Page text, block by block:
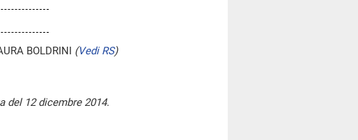
BOLDRINI (Vedi RS)
del 12 dicembre 2014.